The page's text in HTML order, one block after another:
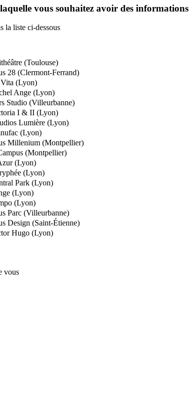
vous souhaitez avoir des informations
la liste ci-dessous
(Toulouse)
28 (Clermont-Ferrand)
Vita (Lyon)
Ange (Lyon)
Studio (Villeurbanne)
I & II (Lyon)
Lumière (Lyon)
(Lyon)
Millenium (Montpellier)
(Montpellier)
(Lyon)
(Lyon)
Park (Lyon)
(Lyon)
(Lyon)
Parc (Villeurbanne)
Design (Saint-Étienne)
Hugo (Lyon)
vous